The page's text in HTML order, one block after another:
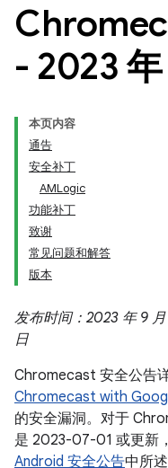
- 2023 年
本页内容
通告
安全补丁
AMLogic
功能补丁
致谢
常见问题和解答
版本
发布时间：2023 年 9
日
Chromecast 安全公告
Chromecast with
的安全漏洞。对于
是 2023-07-01 或更新
Android 安全公告中所